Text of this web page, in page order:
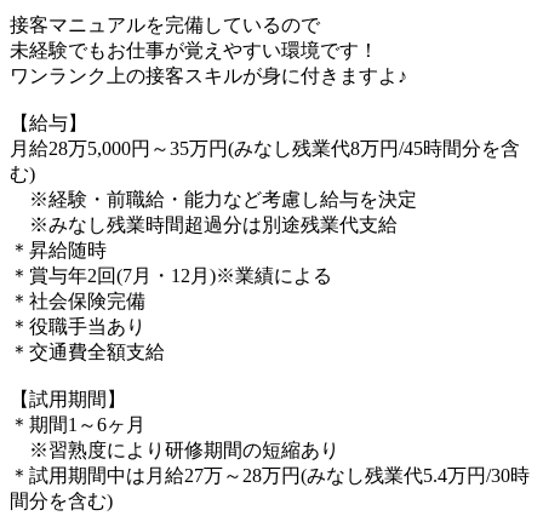
接客マニュアルを完備しているので
未経験でもお仕事が覚えやすい環境です！
ワンランク上の接客スキルが身に付きますよ♪
【給与】
月給28万5,000円～35万円(みなし残業代8万円/45時間分を含
む)
※経験・前職給・能力など考慮し給与を決定
※みなし残業時間超過分は別途残業代支給
＊昇給随時
＊賞与年2回(7月・12月)※業績による
＊社会保険完備
＊役職手当あり
＊交通費全額支給
【試用期間】
＊期間1～6ヶ月
※習熟度により研修期間の短縮あり
＊試用期間中は月給27万～28万円(みなし残業代5.4万円/30時
間分を含む)